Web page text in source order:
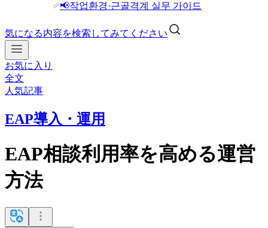
📢작업환경·근골격계 실무 가이드
気になる内容を検索してみてください
お気に入り
全文
人気記事
EAP導入・運用
EAP相談利用率を高める運営
方法